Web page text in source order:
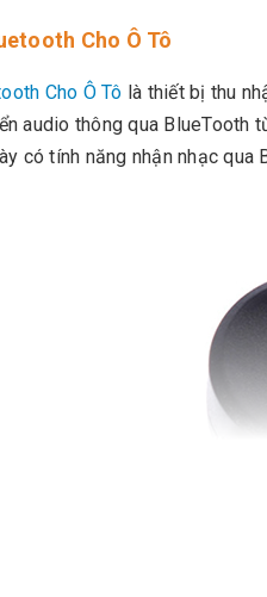
Cho Ô Tô
Cho Ô Tô là thiết bị thu
audio thông qua BlueTooth
có tính năng nhận nhạc qua